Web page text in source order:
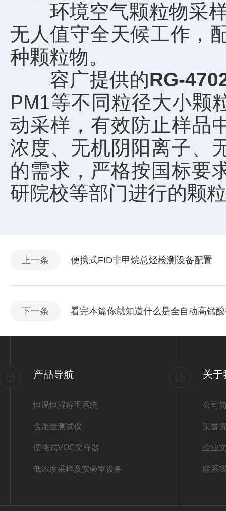
环境空气颗粒物采样
无人值守全天候工作，
种颗粒物。
容广提供的RG-
PM1等不同粒径大小颗
动采样，有效防止样品
浓度、无机阴阳离子、
的需求，严格按国标要
研院校等部门进行的颗
上一条 便携式FID非甲烷总烃检测设备配置
下一条 看完本篇你就知道什么是全自动高锰
产品导航
恒温恒湿称重系统
含湿量测试仪
便携式VOC采样器
低浓度采样及实验室设备
关于
公司
荣誉
企业
联系